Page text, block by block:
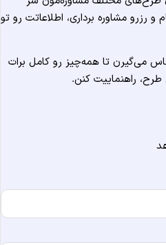
رزرو مشاوره برداری، اطلاعاتت رو تو
می‌گیرن تا همه‌چیز رو کامل برات
راهنماییت کنن.